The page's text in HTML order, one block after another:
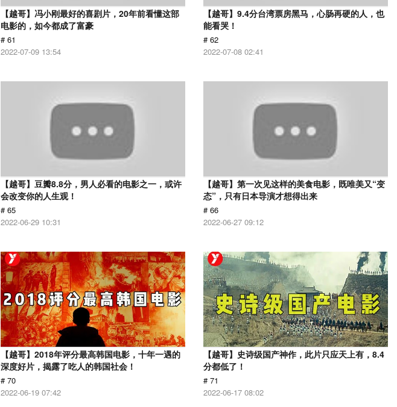
【越哥】冯小刚最好的喜剧片，20年前看懂这部
电影的，如今都成了富豪
# 61
2022-07-09 13:54
【越哥】9.4分台湾票房黑马，心肠再硬的人，也
能看哭！
# 62
2022-07-08 02:41
【越哥】豆瓣8.8分，男人必看的电影之一，或许
会改变你的人生观！
# 65
2022-06-29 10:31
【越哥】第一次见这样的美食电影，既唯美又“变
态”，只有日本导演才想得出来
# 66
2022-06-27 09:12
【越哥】2018年评分最高韩国电影，十年一遇的
深度好片，揭露了吃人的韩国社会！
# 70
2022-06-19 07:42
【越哥】史诗级国产神作，此片只应天上有，8.4
分都低了！
# 71
2022-06-17 08:02